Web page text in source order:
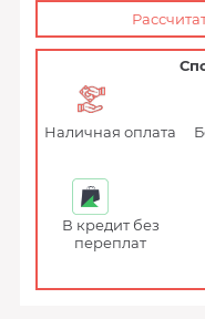
Наличная оплата
В кредит без
переплат